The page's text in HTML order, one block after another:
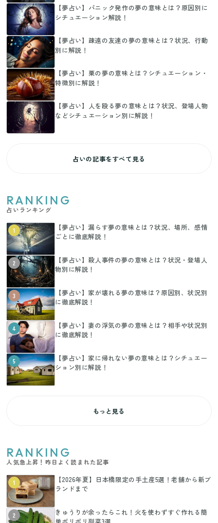
【夢占い】パニック発作の夢の意味とは？原因別に
シチュエーション解説！
【夢占い】疎遠の友達の夢の意味とは？状況、行動
別に解説！
【夢占い】栗の夢の意味とは？シチュエーション・
特徴別に解説！
【夢占い】人を殴る夢の意味とは？状況、登場人物
などシチュエーション別に解説！
占いの記事をすべて見る
RANKING
占いランキング
1
【夢占い】漏らす夢の意味とは？状況、場所、感情
ごとに徹底解説！
2
【夢占い】殺人事件の夢の意味とは？状況・登場人
物別に解説！
3
【夢占い】家が壊れる夢の意味は？原因別、状況別
に徹底解説！
4
【夢占い】妻の浮気の夢の意味とは？相手や状況別
に徹底解説！
5
【夢占い】家に帰れない夢の意味とは？シチュエー
ション別に解説！
もっと見る
RANKING
人気急上昇！昨日よく読まれた記事
1
【2026年夏】日本橋限定の手土産5選！老舗から新ブ
ランドまで
2
きゅうりが余ったらこれ！火を使わずすぐ作れる簡